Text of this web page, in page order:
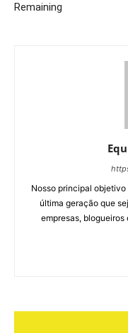
Remaining
Nosso principal
última geração que
empresas, blogueiros